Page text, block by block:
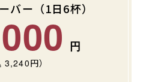
バー（1日6杯）
3,240円）